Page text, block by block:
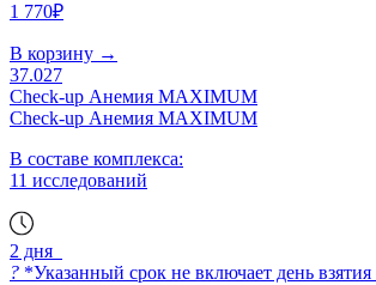
1 770₽
В корзину →
37.027
Check-up Анемия MAXIMUM
Check-up Анемия MAXIMUM
В составе комплекса:
11 исследований
2 дня
? *Указанный срок не включает день взятия